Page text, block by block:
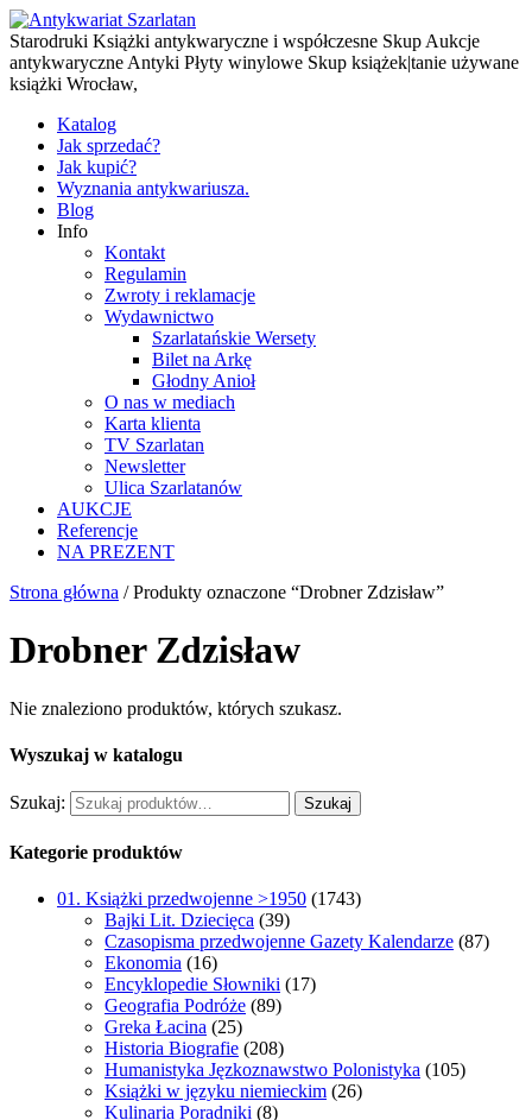
Starodruki Książki antykwaryczne i współczesne Skup Aukcje
antykwaryczne Antyki Płyty winylowe Skup książek|tanie używane
książki Wrocław,
Katalog
Jak sprzedać?
Jak kupić?
Wyznania antykwariusza.
Blog
Info
Kontakt
Regulamin
Zwroty i reklamacje
Wydawnictwo
Szarlatańskie Wersety
Bilet na Arkę
Głodny Anioł
O nas w mediach
Karta klienta
TV Szarlatan
Newsletter
Ulica Szarlatanów
AUKCJE
Referencje
NA PREZENT
Strona główna / Produkty oznaczone “Drobner Zdzisław”
Drobner Zdzisław
Nie znaleziono produktów, których szukasz.
Wyszukaj w katalogu
Szukaj: Szukaj
Kategorie produktów
01. Książki przedwojenne >1950 (1743)
Bajki Lit. Dziecięca (39)
Czasopisma przedwojenne Gazety Kalendarze (87)
Ekonomia (16)
Encyklopedie Słowniki (17)
Geografia Podróże (89)
Greka Łacina (25)
Historia Biografie (208)
Humanistyka Jęzkoznawstwo Polonistyka (105)
Książki w języku niemieckim (26)
Kulinaria Poradniki (8)